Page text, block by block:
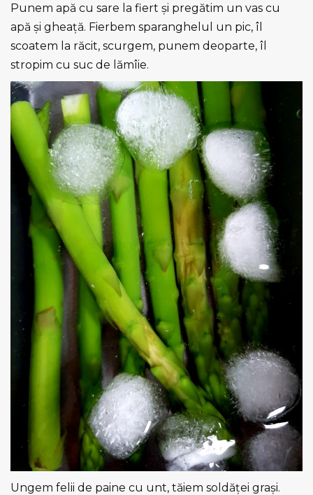
Punem apă cu sare la fiert și pregătim un vas cu
apă și gheață. Fierbem sparanghelul un pic, îl
scoatem la răcit, scurgem, punem deoparte, îl
stropim cu suc de lămîie.
Ungem felii de paine cu unt, tăiem soldăței grași.